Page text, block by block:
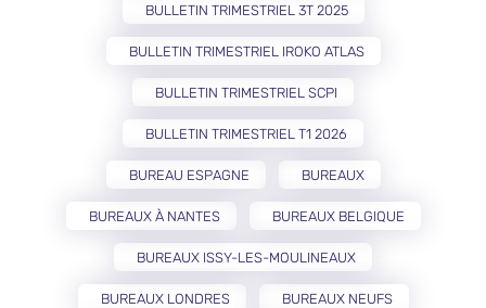
BULLETIN TRIMESTRIEL 3T 2025
BULLETIN TRIMESTRIEL IROKO ATLAS
BULLETIN TRIMESTRIEL SCPI
BULLETIN TRIMESTRIEL T1 2026
BUREAU ESPAGNE BUREAUX
BUREAUX À NANTES BUREAUX BELGIQUE
BUREAUX ISSY-LES-MOULINEAUX
BUREAUX LONDRES BUREAUX NEUFS